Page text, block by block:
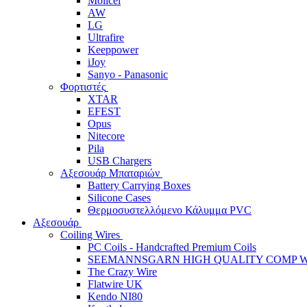
AW
LG
Ultrafire
Keeppower
iJoy
Sanyo - Panasonic
Φορτιστές
XTAR
EFEST
Opus
Nitecore
Pila
USB Chargers
Αξεσουάρ Μπαταριών
Battery Carrying Boxes
Silicone Cases
Θερμοσυστελλόμενο Κάλυμμα PVC
Αξεσουάρ
Coiling Wires
PC Coils - Handcrafted Premium Coils
SEEMANNSGARN HIGH QUALITY COMP
The Crazy Wire
Flatwire UK
Kendo NI80